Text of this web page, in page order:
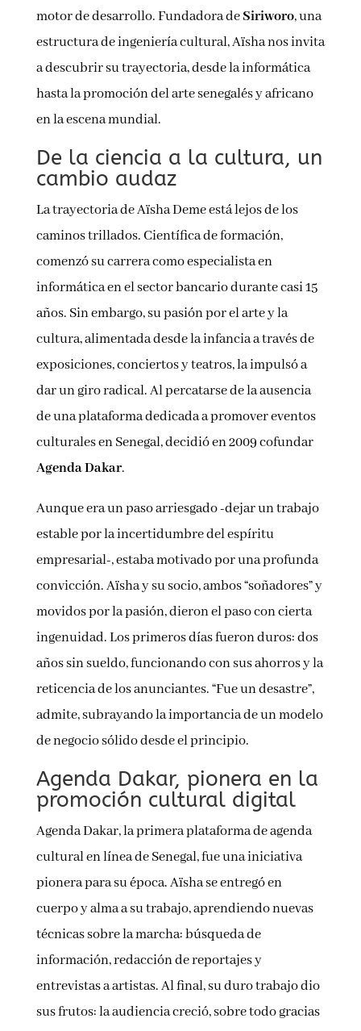
motor de desarrollo. Fundadora deSiriworo, una
estructura de ingeniería cultural, Aïsha nos invita
a descubrir su trayectoria, desde la informática
hasta la promoción del arte senegalés y africano
en la escena mundial.
De la ciencia a la cultura, un
cambio audaz
La trayectoria de Aïsha Deme está lejos de los
caminos trillados. Científica de formación,
comenzó su carrera como especialista en
informática en el sector bancario durante casi 15
años. Sin embargo, su pasión por el arte y la
cultura, alimentada desde la infancia a través de
exposiciones, conciertos y teatros, la impulsó a
dar un giro radical. Al percatarse de la ausencia
de una plataforma dedicada a promover eventos
culturales en Senegal, decidió en 2009 cofundar
Agenda Dakar.
Aunque era un paso arriesgado -dejar un trabajo
estable por la incertidumbre del espíritu
empresarial-, estaba motivado por una profunda
convicción. Aïsha y su socio, ambos “soñadores” y
movidos por la pasión, dieron el paso con cierta
ingenuidad. Los primeros días fueron duros: dos
años sin sueldo, funcionando con sus ahorros y la
reticencia de los anunciantes. “Fue un desastre”,
admite, subrayando la importancia de un modelo
de negocio sólido desde el principio.
Agenda Dakar, pionera en la
promoción cultural digital
Agenda Dakar, la primera plataforma de agenda
cultural en línea de Senegal, fue una iniciativa
pionera para su época. Aïsha se entregó en
cuerpo y alma a su trabajo, aprendiendo nuevas
técnicas sobre la marcha: búsqueda de
información, redacción de reportajes y
entrevistas a artistas. Al final, su duro trabajo dio
sus frutos: la audiencia creció, sobre todo gracias